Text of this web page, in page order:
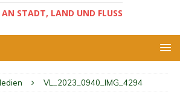
AN STADT, LAND UND FLUSS
VL_2023_0940_IMG_4294